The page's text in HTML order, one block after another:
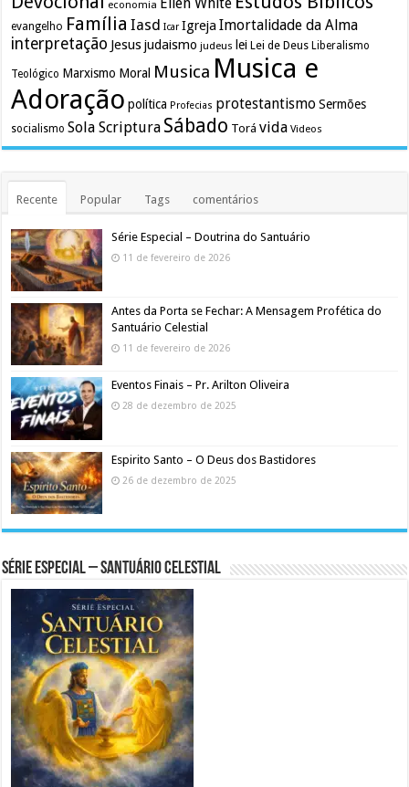
economia
evangelho Família Iasd Icar Igreja Imortalidade da Alma
interpretação Jesusjudaismo judeus lei Lei de Deus Liberalismo
Teológico Marxismo Moral Musica Musica e
Adoração política Profecias protestantismo Sermões
socialismo Sola Scriptura Sábado Torá vida Videos
Recente Popular Tags comentários
Série Especial – Doutrina do Santuário
11 de fevereiro de 2026
Antes da Porta se Fechar: A Mensagem Profética do
Santuário Celestial
11 de fevereiro de 2026
Eventos Finais – Pr. Arilton Oliveira
28 de dezembro de 2025
Espirito Santo – O Deus dos Bastidores
26 de dezembro de 2025
Série Especial – Santuário Celestial